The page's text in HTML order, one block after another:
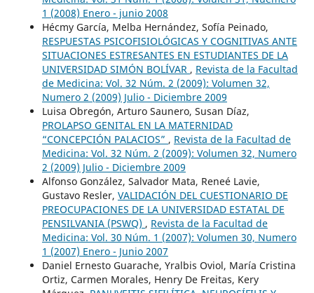
1 (2008) Enero - junio 2008
Hécmy García, Melba Hernández, Sofía Peinado,
RESPUESTAS PSICOFISIOLÓGICAS Y COGNITIVAS ANTE
SITUACIONES ESTRESANTES EN ESTUDIANTES DE LA
UNIVERSIDAD SIMÓN BOLÍVAR , Revista de la Facultad
de Medicina: Vol. 32 Núm. 2 (2009): Volumen 32,
Numero 2 (2009) Julio - Diciembre 2009
Luisa Obregón, Arturo Saunero, Susan Díaz,
PROLAPSO GENITAL EN LA MATERNIDAD
“CONCEPCIÓN PALACIOS” , Revista de la Facultad de
Medicina: Vol. 32 Núm. 2 (2009): Volumen 32, Numero
2 (2009) Julio - Diciembre 2009
Alfonso González, Salvador Mata, Reneé Lavie,
Gustavo Resler, VALIDACIÓN DEL CUESTIONARIO DE
PREOCUPACIONES DE LA UNIVERSIDAD ESTATAL DE
PENSILVANIA (PSWQ) , Revista de la Facultad de
Medicina: Vol. 30 Núm. 1 (2007): Volumen 30, Numero
1 (2007) Enero - Junio 2007
Daniel Ernesto Guarache, Yralbis Oviol, María Cristina
Ortiz, Carmen Morales, Henry De Freitas, Kery